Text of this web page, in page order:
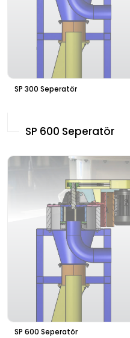
SP 300 Seperatör
SP 600 Seperatör
SP 600 Seperatör